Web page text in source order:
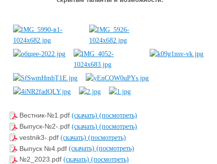
Вестник-№1.pdf (скачать) (посмотреть)
Выпуск-№2-.pdf (скачать) (посмотреть)
vestnik3-.pdf (скачать) (посмотреть)
Выпуск №4.pdf (скачать) (посмотреть)
№2_2023.pdf (скачать) (посмотреть)